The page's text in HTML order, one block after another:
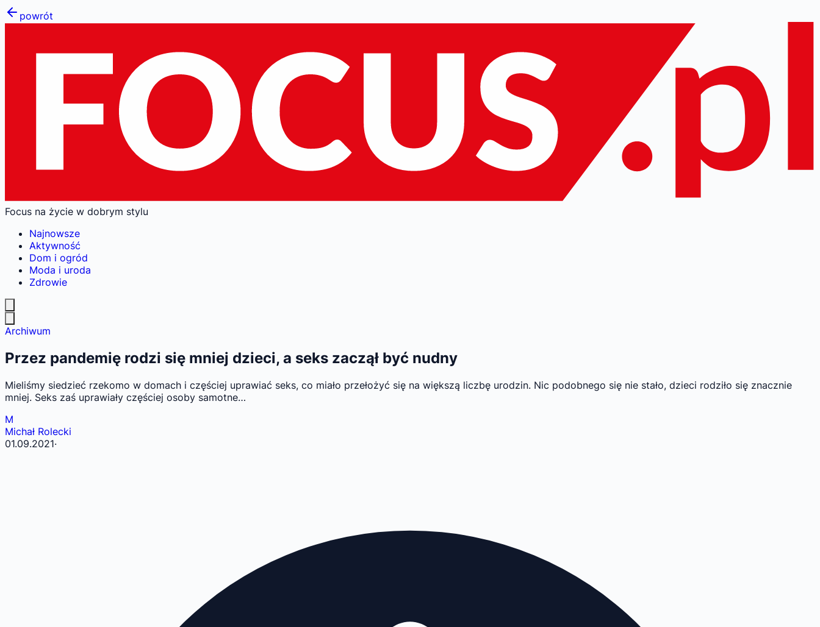
powrót
Focus na życie w dobrym stylu
Najnowsze
Aktywność
Dom i ogród
Moda i uroda
Zdrowie
Archiwum
Przez pandemię rodzi się mniej dzieci, a seks zaczął być nudny
Mieliśmy siedzieć rzekomo w domach i częściej uprawiać seks, co miało przełożyć się na większą liczbę urodzin. Nic podobnego się nie stało, dzieci rodziło się znacznie
mniej. Seks zaś uprawiały częściej osoby samotne…
M
Michał Rolecki
01.09.2021·